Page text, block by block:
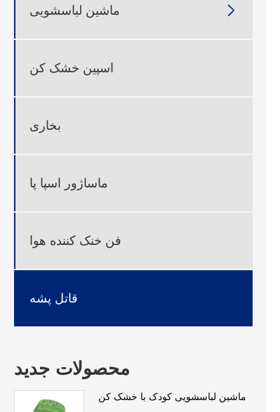
ماشین لباسشویی 
اسپین خشک کن
بخاری
ماساژور اسپا پا
فن خنک کننده هوا
قاتل پشه
محصولات جدید
ماشین لباسشویی کودک با خشک کن